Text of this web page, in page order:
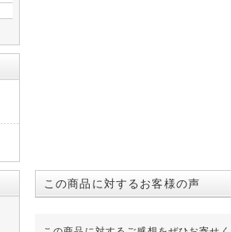
この商品に対するお客様の声